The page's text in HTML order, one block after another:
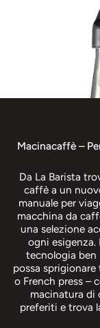
Macinacaffè –
Da La Barista
caffè a un
manuale per
macchina da
una selezione
ogni
tecnologia
possa
o French press –
macinatura di
preferiti e trova